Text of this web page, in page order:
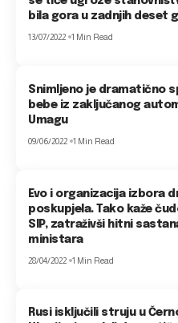
bila gora u zadnjih deset
13/07/2022 1 Min Read
Snimljeno je dramatično
bebe iz zaključanog
Umagu
09/06/2022 1 Min Read
Evo i organizacija izbora
poskupjela. Tako kaže
SIP, zatraživši hitni
ministara
28/04/2022 1 Min Read
Rusi isključili struju u